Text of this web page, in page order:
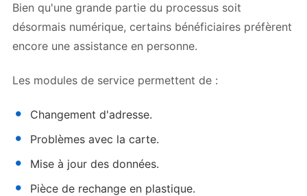
Bien qu'une grande partie du processus soit
désormais numérique, certains bénéficiaires préfèrent
encore une assistance en personne.
Les modules de service permettent de :
Changement d'adresse.
Problèmes avec la carte.
Mise à jour des données.
Pièce de rechange en plastique.